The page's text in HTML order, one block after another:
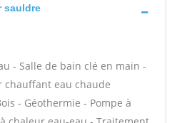
sauldre
- Salle de bain clé en main -
chauffant eau chaude
- Géothermie - Pompe à